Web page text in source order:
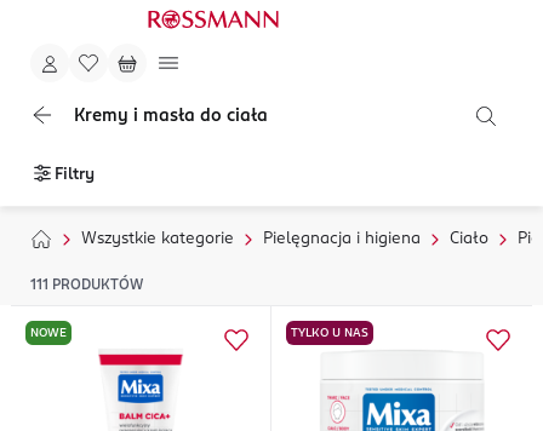
Kremy i masła do ciała
Filtry
Wszystkie kategorie Pielęgnacja i higiena Ciało
111 PRODUKTÓW
NOWE TYLKO U NAS